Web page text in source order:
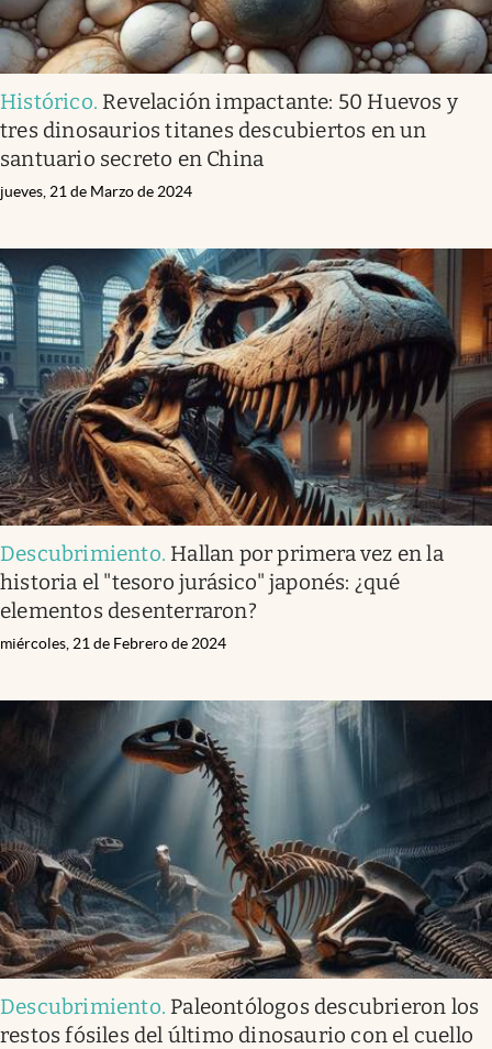
Histórico. Revelación impactante: 50 Huevos y
tres dinosaurios titanes descubiertos en un
santuario secreto en China
jueves, 21 de Marzo de 2024
Descubrimiento. Hallan por primera vez en la
historia el "tesoro jurásico" japonés: ¿qué
elementos desenterraron?
miércoles, 21 de Febrero de 2024
Descubrimiento. Paleontólogos descubrieron los
restos fósiles del último dinosaurio con el cuello